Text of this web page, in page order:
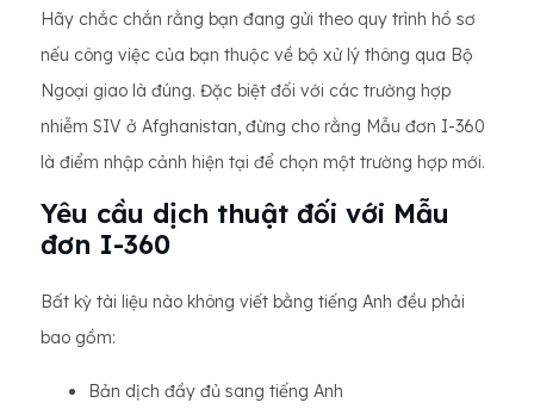
Hãy chắc chắn rằng bạn đang gửi theo quy trình hồ sơ
nếu công việc của bạn thuộc về bộ xử lý thông qua Bộ
Ngoại giao là đúng. Đặc biệt đối với các trường hợp
nhiễm SIV ở Afghanistan, đừng cho rằng Mẫu đơn I-360
là điểm nhập cảnh hiện tại để chọn một trường hợp mới.
Yêu cầu dịch thuật đối với Mẫu
đơn I-360
Bất kỳ tài liệu nào không viết bằng tiếng Anh đều phải
bao gồm:
Bản dịch đầy đủ sang tiếng Anh